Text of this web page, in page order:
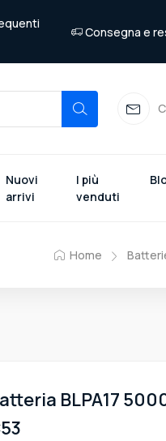
Consegna e
Nuovi
arrivi
I più
venduti
Home
BLPA17